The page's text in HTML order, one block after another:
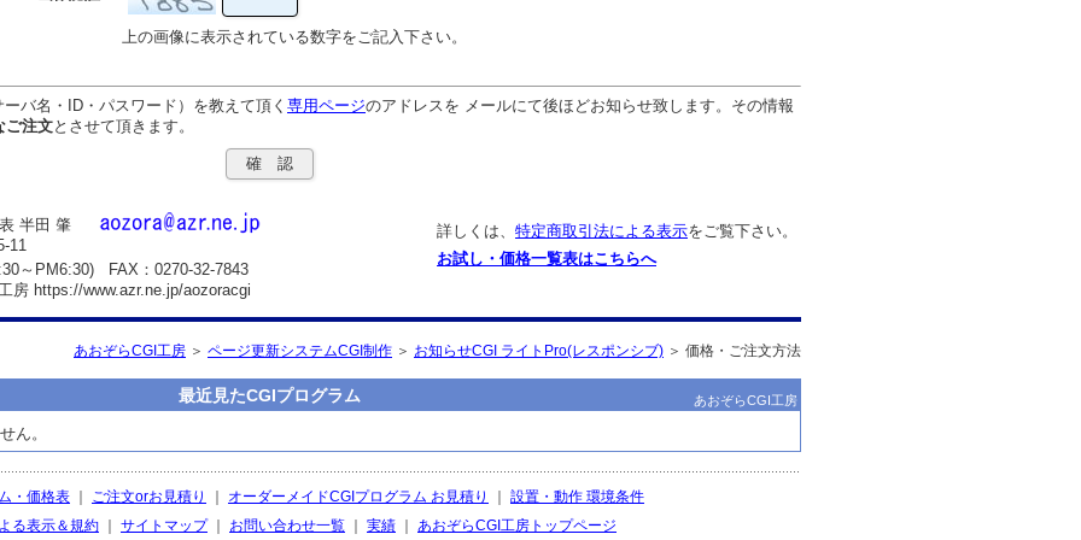
上の画像に表示されている数字をご記入下さい。
バ名・ID・パスワード）を教えて頂く 専用ページのアドレスを メールにて後ほどお知らせ致します。その情報
ご注文とさせて頂きます。
半田 肇
11
～PM6:30)
FAX：0270-32-7843
https://www.azr.ne.jp/aozoracgi
詳しくは、 特定商取引法による表示をご覧下さい。
お試し・価格一覧表はこちらへ
あおぞらCGI工房 ＞ ページ更新システムCGI制作 ＞ お知らせCGI ライトPro(レスポンシブ) ＞ 価格・ご注文方法
最近見たCGIプログラム あおぞらCGI工房
ん。
・価格表 ご注文orお見積り オーダーメイドCGIプログラム お見積り
設置・動作 環境条件
る表示＆規約
サイトマップ｜ お問い合わせ一覧 実績 あおぞらCGI工房トップページ